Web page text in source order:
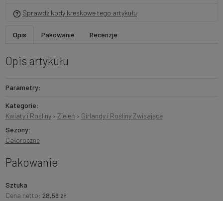
Sprawdź kody kreskowe tego artykułu
Opis Pakowanie Recenzje
Opis artykułu
Parametry:
Kategorie:
Kwiaty i Rośliny› Zieleń › Girlandy i Rośliny Zwisające
Sezony:
Całoroczne
Pakowanie
Sztuka
Cena netto: 28,59 zł